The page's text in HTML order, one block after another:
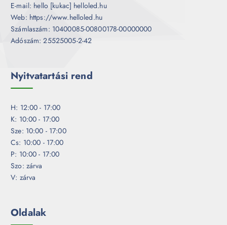
E-mail: hello [kukac] helloled.hu
Web: https://www.helloled.hu
Számlaszám: 10400085-00800178-00000000
Adószám: 25525005-2-42
Nyitvatartási rend
H: 12:00 - 17:00
K: 10:00 - 17:00
Sze: 10:00 - 17:00
Cs: 10:00 - 17:00
P: 10:00 - 17:00
Szo: zárva
V: zárva
Oldalak